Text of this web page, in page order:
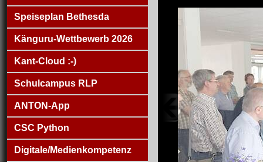
Speiseplan Bethesda
Känguru-Wettbewerb 2026
Kant-Cloud :-)
Schulcampus RLP
ANTON-App
CSC Python
Digitale/Medienkompetenz